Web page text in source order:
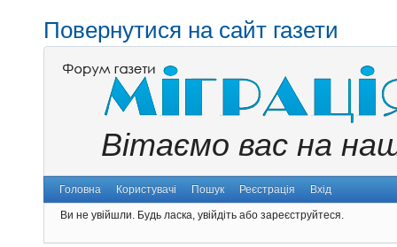
Повернутися на сайт газети
Вітаємо вас на
Головна Користувачі Пошук Реєстрація Вхід
Ви не увійшли. Будь ласка, увійдіть або зареєструйтеся.